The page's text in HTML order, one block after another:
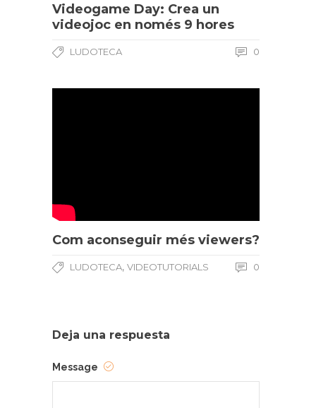
Videogame Day: Crea un
videojoc en només 9 hores
LUDOTECA 0
Com aconseguir més viewers?
LUDOTECA, VIDEOTUTORIALS 0
Deja una respuesta
Message